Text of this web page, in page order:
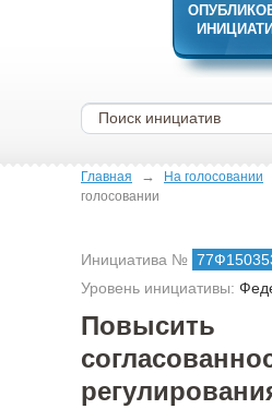
Главная → На голосовании
голосовании
Инициатива №
Уровень инициативы:
Повысить